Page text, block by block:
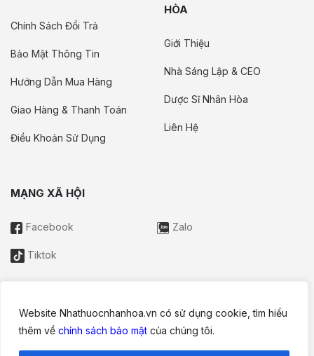
Website Nhathuocnhanhoa.vn có sử dụng cookie, tìm hiểu
thêm về chính sách bảo mật của chúng tôi.
Chính Sách Đổi Trả
Bảo Mật Thông Tin
Hướng Dẫn Mua Hàng
Giao Hàng & Thanh Toán
Điều Khoản Sử Dụng
HÒA
Giới Thiệu
Nhà Sáng Lập & CEO
Dược Sĩ Nhân Hòa
Liên Hệ
MẠNG XÃ HỘI
Facebook Zalo
Tiktok
Thông tin trên website này chỉ mang tính chất nội bộ tham khảo;